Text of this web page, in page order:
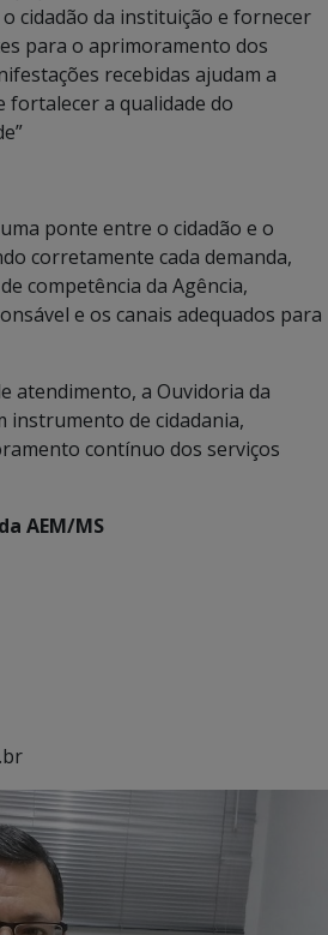
cidadão da instituição e fornecer
para o aprimoramento dos
recebidas ajudam a
fortalecer a qualidade do
ponte entre o cidadão e o
corretamente cada demanda,
competência da Agência,
e os canais adequados para
atendimento, a Ouvidoria da
instrumento de cidadania,
contínuo dos serviços
AEM/MS